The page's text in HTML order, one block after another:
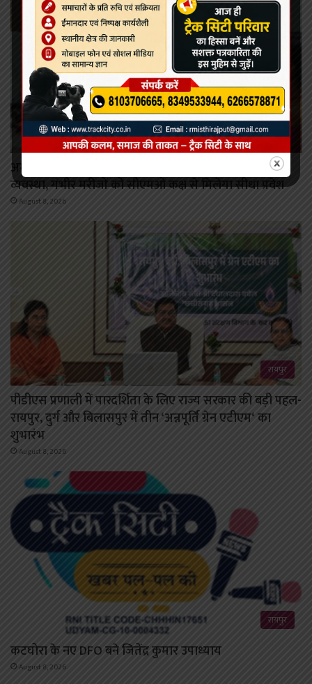
रायपुर
अम्बेडकर अस्पताल की इमरजेंसी सेवा में बदली मरीजों की एंट्री
व्यवस्था, गंभीर मरीजों को सीएमओ कक्ष से मिलेगा सीधा प्रवेश
August 8, 2026
रायपुर
पीडीएस प्रणाली में पारदर्शिता के लिए राज्य सरकार की बड़ी पहल-
रायपुर, दुर्ग और बिलासपुर में तीन ‘अन्नपूर्ति ग्रेन एटीएम‘ का
शुभारंभ
August 8, 2026
रायपुर
कटघोरा के नए DFO बने जितेंद्र कुमार उपाध्याय
August 8, 2026